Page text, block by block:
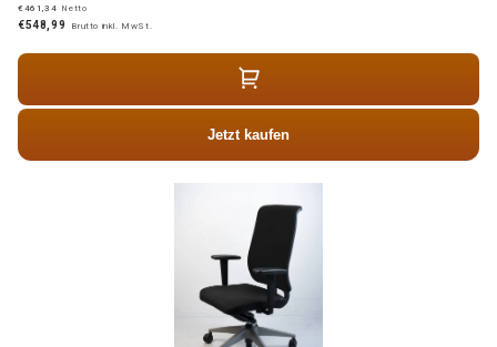
€461,34 Netto
€548,99 Brutto inkl. MwSt.
Jetzt kaufen